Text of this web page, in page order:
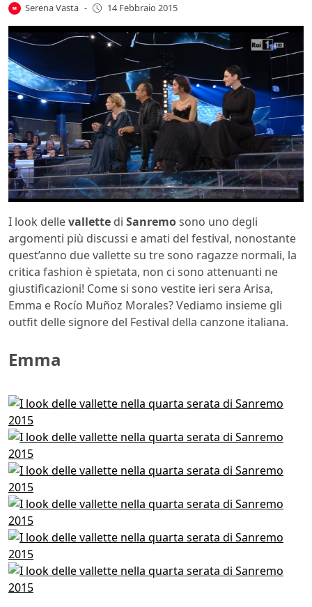
Serena Vasta - 14 Febbraio 2015
I look dellevallette di Sanremosono uno degli
argomenti più discussi e amati del festival, nonostante
quest’anno due vallette su tre sono ragazze normali, la
critica fashion è spietata, non ci sono attenuanti ne
giustificazioni! Come si sono vestite ieri sera Arisa,
Emma e Rocío Muñoz Morales? Vediamo insieme gli
outfit delle signore del Festival della canzone italiana.
Emma